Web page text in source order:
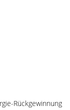
Rückgewinnung